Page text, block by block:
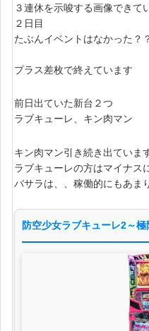
３連休を示唆する画像できて
２日目
たぶんイベントはなかった？
プラス差枚で終えています
前日出ていた新台２つ
ラブキューレ、キン肉マン
キン肉マン引き続き出ていま
ラブキューレの方はマイナス
バサラは、、稼働的にもあま
防空少女ラブキューレ2～極